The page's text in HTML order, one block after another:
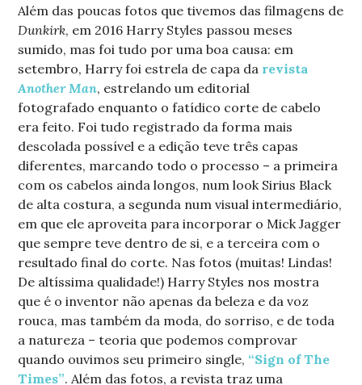
Além das poucas fotos que tivemos das filmagens de
Dunkirk, em 2016 Harry Styles passou meses
sumido, mas foi tudo por uma boa causa: em
setembro, Harry foi estrela de capa da revista
Another Man, estrelando um editorial
fotografado enquanto o fatídico corte de cabelo
era feito. Foi tudo registrado da forma mais
descolada possível e a edição teve três capas
diferentes, marcando todo o processo – a primeira
com os cabelos ainda longos, num look Sirius Black
de alta costura, a segunda num visual intermediário,
em que ele aproveita para incorporar o Mick Jagger
que sempre teve dentro de si, e a terceira com o
resultado final do corte. Nas fotos (muitas! Lindas!
De altíssima qualidade!) Harry Styles nos mostra
que é o inventor não apenas da beleza e da voz
rouca, mas também da moda, do sorriso, e de toda
a natureza – teoria que podemos comprovar
quando ouvimos seu primeiro single, “Sign of The
Times”. Além das fotos, a revista traz uma